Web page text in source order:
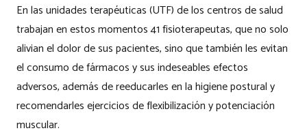
En las unidades terapéuticas (UTF) de los centros de salud
trabajan en estos momentos 41 fisioterapeutas, que no solo
alivian el dolor de sus pacientes, sino que también les evitan
el consumo de fármacos y sus indeseables efectos
adversos, además de reeducarles en la higiene postural y
recomendarles ejercicios de flexibilización y potenciación
muscular.